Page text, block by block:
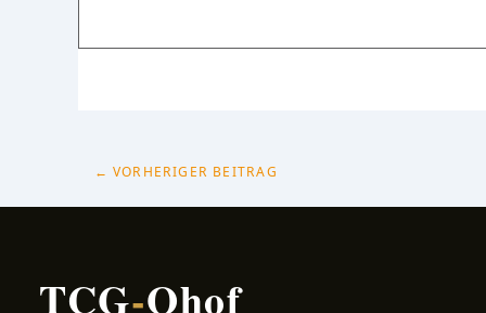
← VORHERIGER BEITRAG
TCG-Ohof